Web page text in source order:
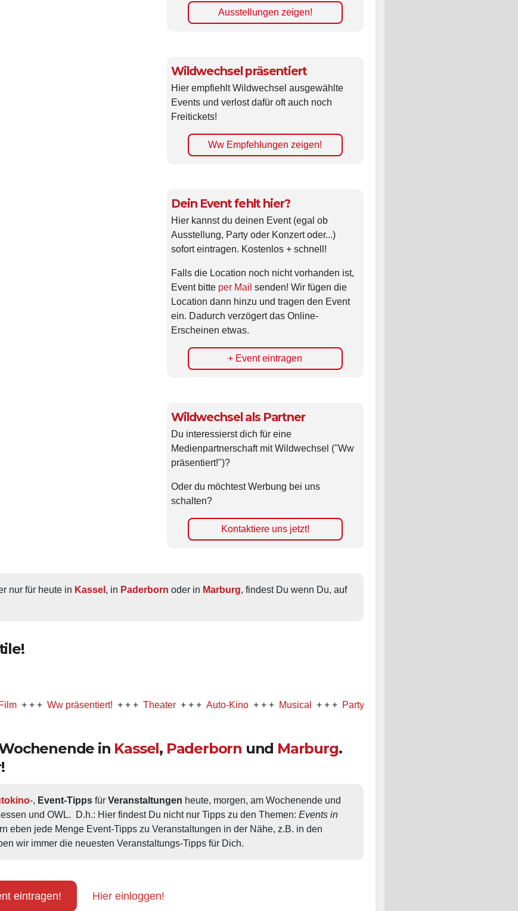
Ausstellungen zeigen!
Wildwechsel präsentiert
Hier empfiehlt Wildwechsel ausgewählte
Events und verlost dafür oft auch noch
Freitickets!
Ww Empfehlungen zeigen!
Dein Event fehlt hier?
Hier kannst du deinen Event (egal ob
Ausstellung, Party oder Konzert oder...)
sofort eintragen. Kostenlos + schnell!
Falls die Location noch nicht vorhanden ist,
Event bitte per Mail senden! Wir fügen die
Location dann hinzu und tragen den Event
ein. Dadurch verzögert das Online-
Erscheinen etwas.
+ Event eintragen
Wildwechsel als Partner
Du interessierst dich für eine
Medienpartnerschaft mit Wildwechsel ("Ww
präsentiert!")?
Oder du möchtest Werbung bei uns
schalten?
Kontaktiere uns jetzt!
nur für heute in Kassel, in Paderborn oder in Marburg, findest Du wenn Du, auf
+ Ww präsentiert! + + + Theater + + + Auto-Kino + + + Musical + + + Party + + + Konzert
in Kassel, Paderborn und Marburg.
-, Event-Tipps für Veranstaltungen heute, morgen, am Wochenende und
und OWL.  D.h.: Hier findest Du nicht nur Tipps zu den Themen: Events in
eben jede Menge Event-Tipps zu Veranstaltungen in der Nähe, z.B. in den
wir immer die neuesten Veranstaltungs-Tipps für Dich.
eintragen! Hier einloggen!